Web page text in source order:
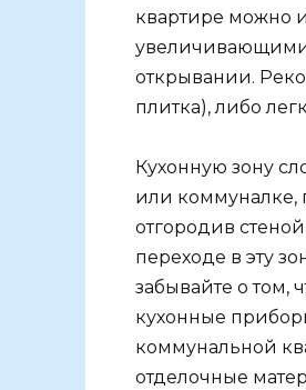
квартире можно
увеличивающими
открывании.
плитка), либо
Кухонную зону
или коммуналке,
отгородив
переходе в эту
забывайте о том,
кухонные
коммунальной
отделочные